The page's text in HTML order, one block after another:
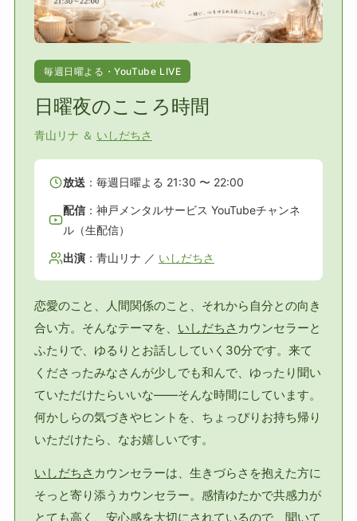
毎週日曜よる・YouTube LIVE
日曜夜のこころ時間
青山リナ ＆ いしだちさ
放送：毎週日曜よる 21:30 〜 22:00
配信：神戸メンタルサービス YouTubeチャンネ
ル（生配信）
出演：青山リナ ／ いしだちさ
恋愛のこと、人間関係のこと、それから自分との向き
合い方。そんなテーマを、 いしだちさ カウンセラーと
ふたりで、ゆるりとお話ししていく30分です。来て
くださったみなさんが少しでも和んで、ゆったり聞い
ていただけたらいいな——そんな時間にしています。
何かしらの気づきやヒントを、ちょっぴりお持ち帰り
いただけたら、なお嬉しいです。
いしだちさ カウンセラーは、生きづらさを抱えた方に
そっと寄り添うカウンセラー。感情ゆたかで共感力が
とても高く、安心感を大切にされているので、聞いて